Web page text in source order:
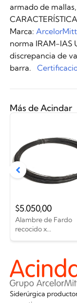
armado de
Marca:
norma IRAM-IAS
discrepancia de
barra.
Más de Acindar
Siderúrgica
Alambre de Fardo
recocido x...
$5.050,00